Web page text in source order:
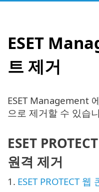
ESET
트 제거
ESET Management
으로 제거할 수 있습
ESET
원격 제거
1. ESET PROTECT 웹